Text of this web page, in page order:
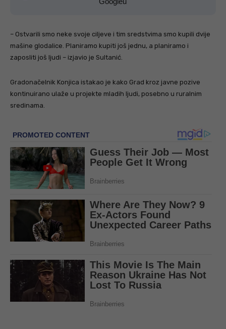
– Ostvarili smo neke svoje ciljeve i tim sredstvima smo kupili dvije
mašine glodalice. Planiramo kupiti još jednu, a planiramo i
zaposliti još ljudi – izjavio je Sultanić.
Gradonačelnik Konjica istakao je kako Grad kroz javne pozive
kontinuirano ulaže u projekte mladih ljudi, posebno u ruralnim
sredinama.